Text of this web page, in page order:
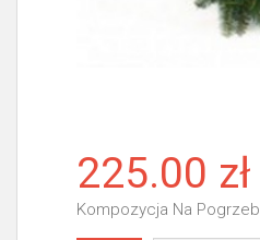
225.00 zł
Kompozycja Na Pogrzeb